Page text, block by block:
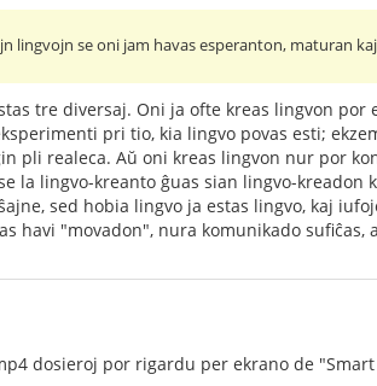
lingvojn se oni jam havas esperanton, maturan
tre diversaj. Oni ja ofte kreas lingvon
pri tio, kia lingvo povas esti;
pli realeca. Aŭ oni kreas lingvon nur por
la lingvo-kreanto ĝuas sian lingvo-kreadon
sed hobia lingvo ja estas lingvo, kaj
havi "movadon", nura komunikado sufiĉas,
dosieroj por rigardu per ekrano de